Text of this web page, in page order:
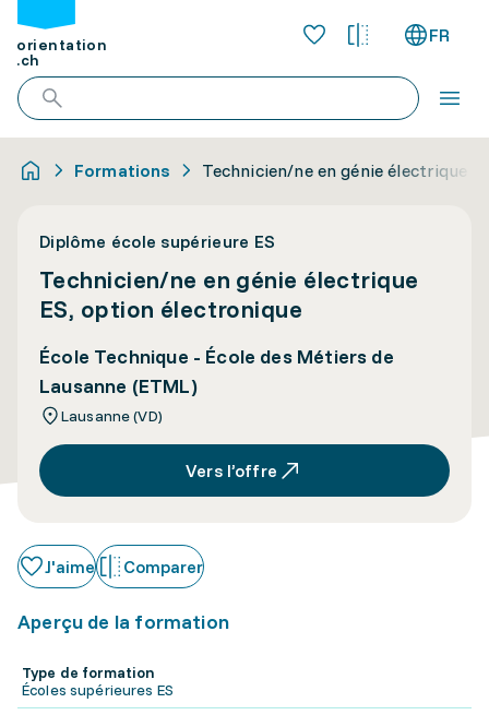
orientation
.ch
FR
Formations Technicien/ne en génie électrique
Diplôme école supérieure ES
Technicien/ne en génie électrique
ES, option électronique
École Technique - École des Métiers de
Lausanne (ETML)
Lausanne (VD)
Vers l’offre
J'aime Comparer
Aperçu de la formation
Type de formation
Écoles supérieures ES